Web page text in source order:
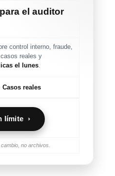
el auditor
control interno, fraude,
reales y
el lunes
Casos reales
límite ›
no archivos.